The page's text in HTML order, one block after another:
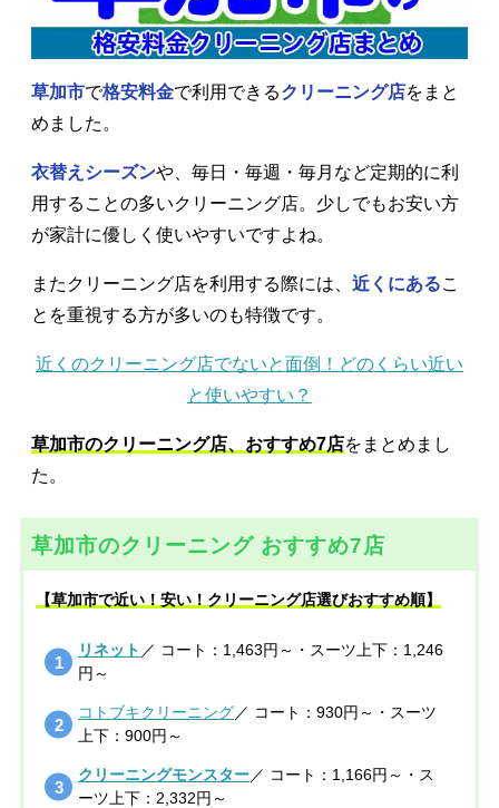
草加市で格安料金で利用できるクリーニング店をまと
めました。
衣替えシーズンや、毎日・毎週・毎月など定期的に利
用することの多いクリーニング店。少しでもお安い方
が家計に優しく使いやすいですよね。
またクリーニング店を利用する際には、 近くにあるこ
とを重視する方が多いのも特徴です。
近くのクリーニング店でないと面倒！どのくらい近い
と使いやすい？
草加市のクリーニング店、おすすめ7店をまとめまし
た。
草加市のクリーニング おすすめ7店
【草加市で近い！安い！クリーニング店選びおすすめ順】
リネット ／ コート：1,463円～・スーツ上下：1,246
円～
コトブキクリーニング／ コート：930円～・スーツ
上下：900円～
クリーニングモンスター／ コート：1,166円～・ス
ーツ上下：2,332円～